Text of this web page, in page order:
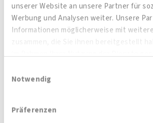
unserer Website an unsere Partner für
Werbung und Analysen weiter. Unsere
Informationen möglicherweise mit
im Rahmen Ihrer Nutzung der Dienste
Notwendig
Präferenzen
Give me 5!
Zum Produkt